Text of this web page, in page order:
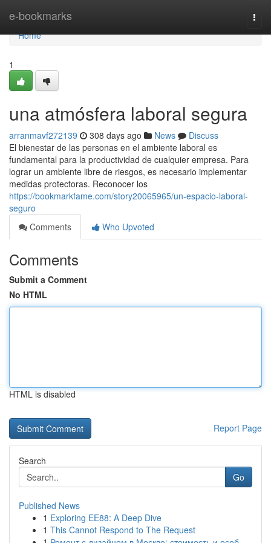
e-bookmarks
Home
Home
1
una atmósfera laboral segura
arranmavf272139 308 days ago News
Discuss
El bienestar de las personas en el ambiente laboral es
fundamental para la productividad de cualquier empresa. Para
lograr un ambiente libre de riesgos, es necesario implementar
medidas protectoras. Reconocer los
https://bookmarkfame.com/story20065965/un-espacio-laboral-
seguro
Comments
Who Upvoted
Comments
Submit a Comment
No HTML
HTML is disabled
Report Page
Search
Go
Published News
1 Exploring EE88: A Deep Dive
1 This Cannot Respond to The Request